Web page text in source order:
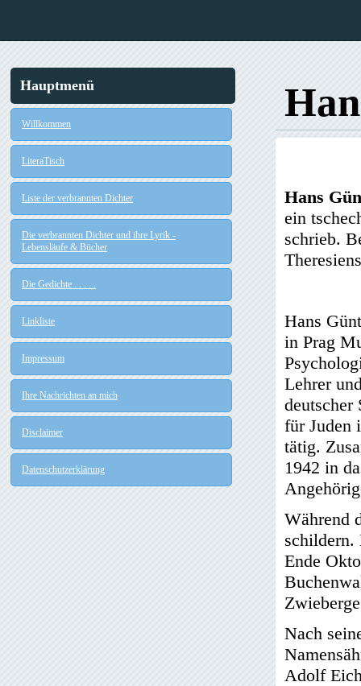
Hauptmenü
Willkommen
LiteraTisch
Liste der verbrannten Dichter
Die verbrannten Dichter und ihre Lyrik -
Lebensläufe & Bücher
Die Gedichte . . . . .
Linkliste
Impressum
Ihre Nachrichten an mich
Disclaimer
Datenschutzerklärung
Hans
ein
schrieb.
Hans
in Prag
Lehrer
deutscher
für Juden
tätig.
1942 in
Während
schildern.
Ende
Nach
Adolf